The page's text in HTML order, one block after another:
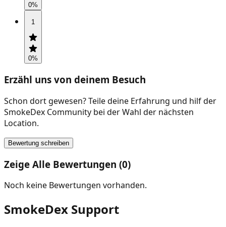
0%
1
0%
Erzähl uns von deinem Besuch
Schon dort gewesen? Teile deine Erfahrung und hilf der
SmokeDex Community bei der Wahl der nächsten
Location.
Bewertung schreiben
Zeige Alle Bewertungen (0)
Noch keine Bewertungen vorhanden.
SmokeDex Support